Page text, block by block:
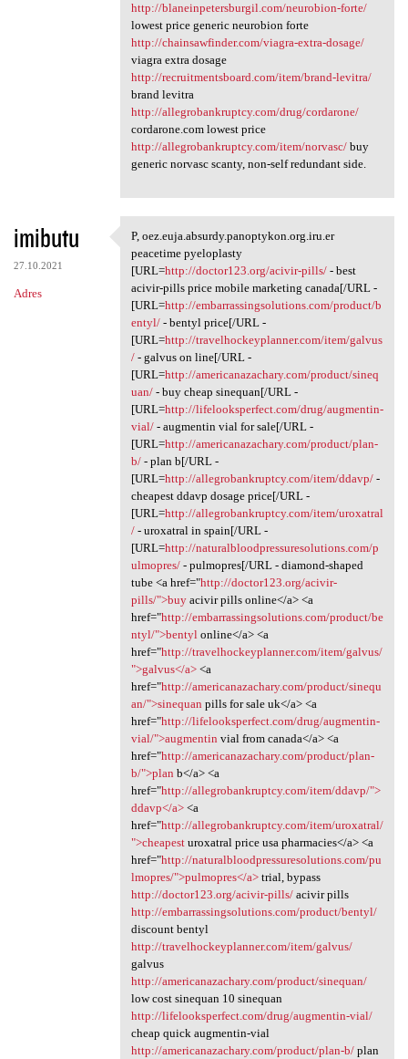
http://blaneinpetersburgil.com/neurobion-forte/
lowest price generic neurobion forte
http://chainsawfinder.com/viagra-extra-dosage/
viagra extra dosage
http://recruitmentsboard.com/item/brand-levitra/
brand levitra
http://allegrobankruptcy.com/drug/cordarone/
cordarone.com lowest price
http://allegrobankruptcy.com/item/norvasc/buy
generic norvasc scanty, non-self redundant side.
imibutu
27.10.2021
Adres
P, oez.euja.absurdy
P, oez.euja.absurdy.panoptykon.org.iru.er
peacetime pyeloplasty
[URL=http://doctor123.org/acivir-pills/- best
acivir-pills price mobile marketing canada[/URL -
[URL=http://embarrassingsolutions.com/product/b
entyl/- bentyl price[/URL -
[URL=http://travelhockeyplanner.com/item/galvus
/- galvus on line[/URL -
[URL=http://americanazachary.com/product/sineq
uan/- buy cheap sinequan[/URL -
[URL=http://lifelooksperfect.com/drug/augmentin-
vial/- augmentin vial for sale[/URL -
[URL=http://americanazachary.com/product/plan-
b/- plan b[/URL -
[URL=http://allegrobankruptcy.com/item/ddavp/-
cheapest ddavp dosage price[/URL -
[URL=http://allegrobankruptcy.com/item/uroxatral
/- uroxatral in spain[/URL -
[URL=http://naturalbloodpressuresolutions.com/p
ulmopres/- pulmopres[/URL - diamond-shaped
tube <a href="http://doctor123.org/acivir-
pills/">buyacivir pills online</a> <a
href="http://embarrassingsolutions.com/product/be
ntyl/">bentyl online</a> <a
href="http://travelhockeyplanner.com/item/galvus/
">galvus</a><a
href="http://americanazachary.com/product/sinequ
an/">sinequan pills for sale uk</a> <a
href="http://lifelooksperfect.com/drug/augmentin-
vial/">augmentin vial from canada</a> <a
href="http://americanazachary.com/product/plan-
b/">plan b</a> <a
href="http://allegrobankruptcy.com/item/ddavp/">
ddavp</a><a
href="http://allegrobankruptcy.com/item/uroxatral/
">cheapesturoxatral price usa pharmacies</a> <a
href="http://naturalbloodpressuresolutions.com/pu
lmopres/">pulmopres</a>trial, bypass
http://doctor123.org/acivir-pills/acivir pills
http://embarrassingsolutions.com/product/bentyl/
discount bentyl
http://travelhockeyplanner.com/item/galvus/
galvus
http://americanazachary.com/product/sinequan/
low cost sinequan 10 sinequan
http://lifelooksperfect.com/drug/augmentin-vial/
cheap quick augmentin-vial
http://americanazachary.com/product/plan-b/plan